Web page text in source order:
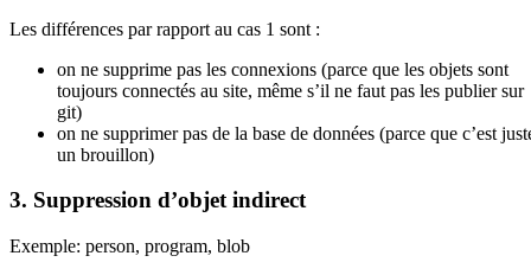
Les différences par rapport au cas 1 sont :
on ne supprime pas les connexions (parce que les objets sont
toujours connectés au site, même s’il ne faut pas les publier sur
git)
on ne supprimer pas de la base de données (parce que c’est
un brouillon)
3. Suppression d’objet indirect
Exemple: person, program, blob